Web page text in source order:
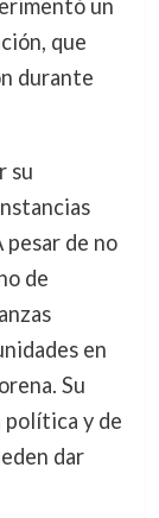
un
que
durante
su
de no
de
en
Su
política y de
dar